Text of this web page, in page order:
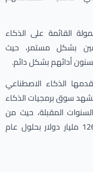
القائمة على الذكاء
بشكل مستمر، حيث
أدائهم بشكل دائم.
الذكاء الاصطناعي
سوق برمجيات الذكاء
المقبلة، حيث من
المتوقع أن يصل حجمها إلى حوالي 126 مليار دولار بحلول عام